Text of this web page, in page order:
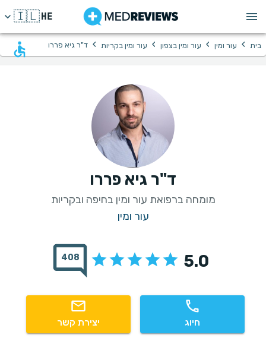
HE
🇮🇱
בית › עור ומין › עור ומין בצפון › עור ומין בקריות › ד"ר גיא פררו
ד"ר גיא פררו
מומחה ברפואת עור ומין בחיפה ובקריות
עור ומין
5.0
408
חיוג יצירת קשר